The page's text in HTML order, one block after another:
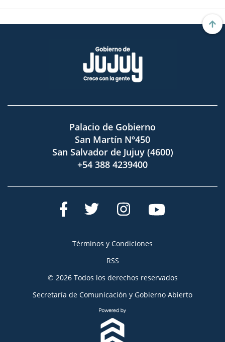
Palacio de Gobierno
San Martín Nº450
San Salvador de Jujuy (4600)
+54 388 4239400
Términos y Condiciones
RSS
© 2026 Todos los derechos reservados
Secretaría de Comunicación y Gobierno Abierto